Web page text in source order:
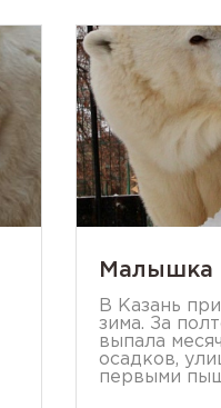
Малышка
В Казань
зима. За
выпала
осадков,
первыми